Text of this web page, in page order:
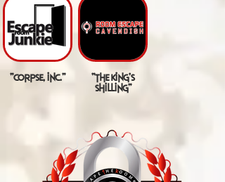
"corpse, inc."
"the king's
shilling"